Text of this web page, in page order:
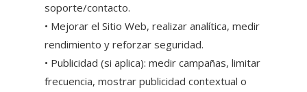
soporte/contacto.
• Mejorar el Sitio Web, realizar analítica, medir
rendimiento y reforzar seguridad.
• Publicidad (si aplica): medir campañas, limitar
frecuencia, mostrar publicidad contextual o